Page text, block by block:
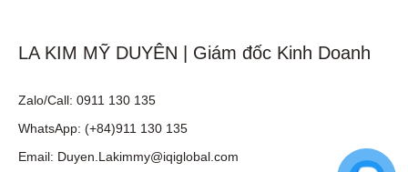
LA KIM MỸ DUYÊN | Giám đốc Kinh Doanh
Zalo/Call: 0911 130 135
WhatsApp: (+84)911 130 135
Email: Duyen.Lakimmy@iqiglobal.com